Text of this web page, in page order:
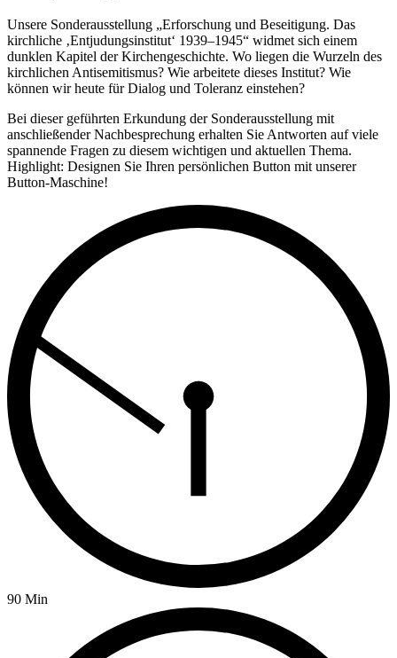
Unsere Sonderausstellung „Erforschung und Beseitigung. Das
kirchliche ‚Entjudungsinstitut‘ 1939–1945“ widmet sich einem
dunklen Kapitel der Kirchengeschichte. Wo liegen die Wurzeln des
kirchlichen Antisemitismus? Wie arbeitete dieses Institut? Wie
können wir heute für Dialog und Toleranz einstehen?
Bei dieser geführten Erkundung der Sonderausstellung mit
anschließender Nachbesprechung erhalten Sie Antworten auf viele
spannende Fragen zu diesem wichtigen und aktuellen Thema.
Highlight: Designen Sie Ihren persönlichen Button mit unserer
Button-Maschine!
90 Min